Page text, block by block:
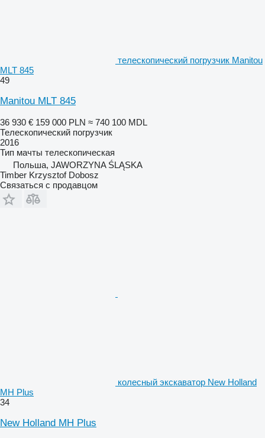
телескопический погрузчик Manitou
MLT 845
49
Manitou MLT 845
36 930 € 159 000 PLN ≈ 740 100 MDL
Телескопический погрузчик
2016
Тип мачты телескопическая
Польша, JAWORZYNA ŚLĄSKA
Timber Krzysztof Dobosz
Связаться с продавцом
колесный экскаватор New Holland
MH Plus
34
New Holland MH Plus